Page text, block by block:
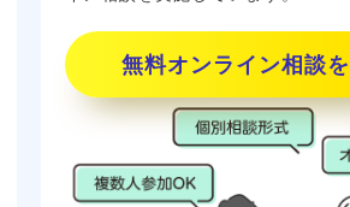
無料オンライン相談